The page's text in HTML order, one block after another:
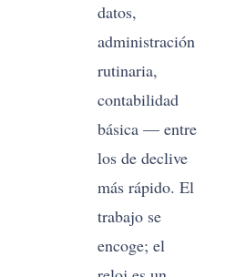
datos,
administración
rutinaria,
contabilidad
básica — entre
los de declive
más rápido. El
trabajo se
encoge; el